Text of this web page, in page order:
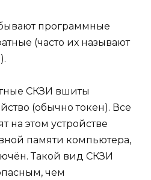
программные
(часто их называют
СКЗИ вшиты
(обычно токен). Все
на этом устройстве
памяти компьютера,
Такой вид СКЗИ
чем